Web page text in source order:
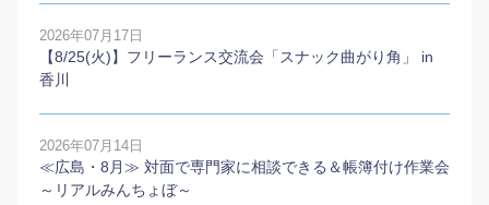
2026年07月17日
【8/25(火)】フリーランス交流会「スナック曲がり角」 in
香川
2026年07月14日
≪広島・8月≫ 対面で専門家に相談できる＆帳簿付け作業会
～リアルみんちょぼ～